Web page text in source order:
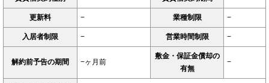
更新料 − 業種制限 −
入居者制限 − 営業時間制限 −
解約前予告の期間 −ヶ月前
敷金・保証金償却の
有無
−